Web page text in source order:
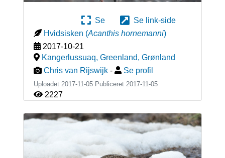
Se
Se link-side
Hvidsisken (Acanthis hornemanni)
2017-10-21
Kangerlussuaq, Greenland, Grønland
Chris van Rijswijk - Se profil
Uploadet 2017-11-05 Publiceret 2017-11-05
2227